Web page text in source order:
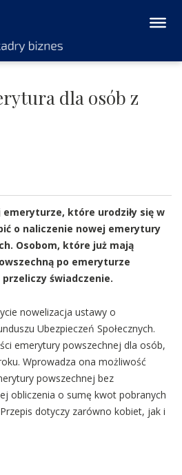
dla osób z
emeryturze, które urodziły się w
o naliczenie nowej emerytury
Osobom, które już mają
po emeryturze
świadczenie.
nowelizacja ustawy o
Ubezpieczeń Społecznych.
emerytury powszechnej dla osób,
Wprowadza ona możliwość
powszechnej bez
obliczenia o sumę kwot pobranych
dotyczy zarówno kobiet, jak i